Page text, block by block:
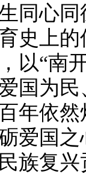
同心
史上
以“南
国为
年依
爱国
族复